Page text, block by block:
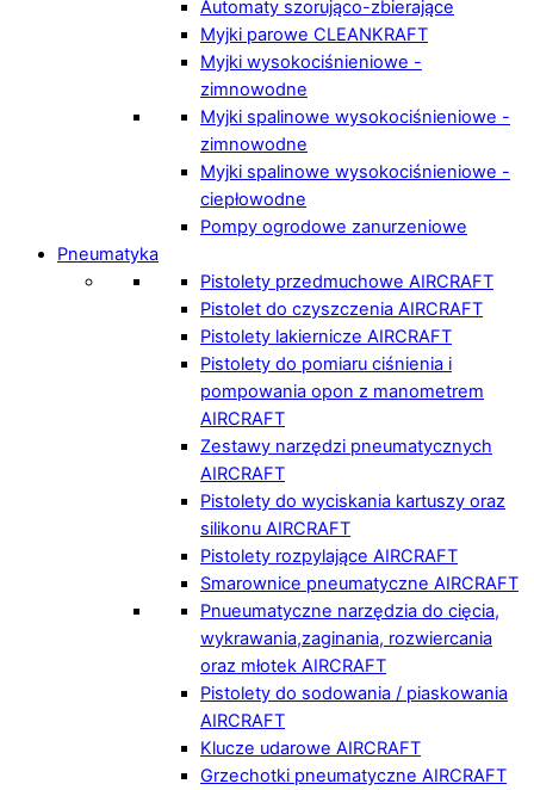
Automaty szorująco-zbierające
Myjki parowe CLEANKRAFT
Myjki wysokociśnieniowe -
zimnowodne
Myjki spalinowe wysokociśnieniowe -
zimnowodne
Myjki spalinowe wysokociśnieniowe -
ciepłowodne
Pompy ogrodowe zanurzeniowe
Pneumatyka
Pistolety przedmuchowe AIRCRAFT
Pistolet do czyszczenia AIRCRAFT
Pistolety lakiernicze AIRCRAFT
Pistolety do pomiaru ciśnienia i
pompowania opon z manometrem
AIRCRAFT
Zestawy narzędzi pneumatycznych
AIRCRAFT
Pistolety do wyciskania kartuszy oraz
silikonu AIRCRAFT
Pistolety rozpylające AIRCRAFT
Smarownice pneumatyczne AIRCRAFT
Pnueumatyczne narzędzia do cięcia,
wykrawania,zaginania, rozwiercania
oraz młotek AIRCRAFT
Pistolety do sodowania / piaskowania
AIRCRAFT
Klucze udarowe AIRCRAFT
Grzechotki pneumatyczne AIRCRAFT